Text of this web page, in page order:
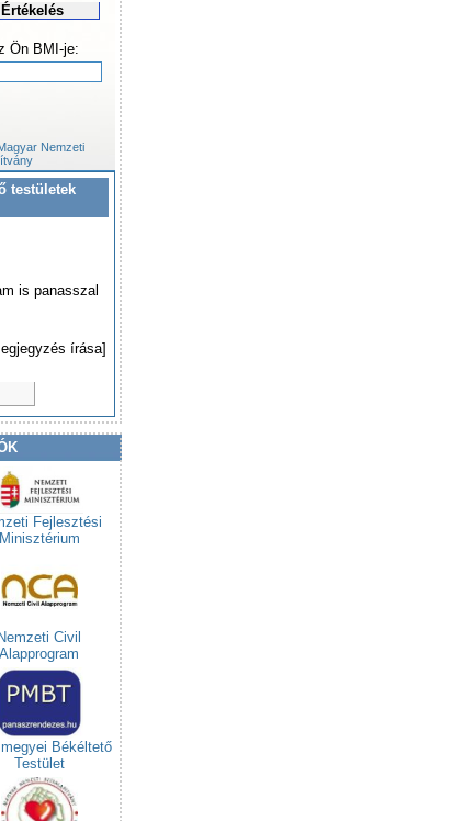
Értékelés
Ön BMI-je:
Nemzeti
testületek
is panasszal
írása]
Fejlesztési
Minisztérium
Nemzeti Civil
Alapprogram
Békéltető
Testület